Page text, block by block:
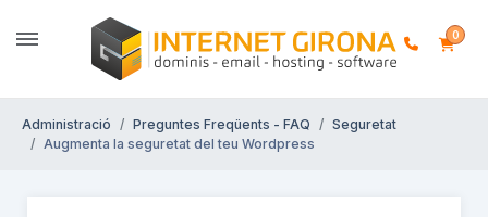
0
Administració Preguntes Freqüents - FAQ
Seguretat
Augmenta la seguretat del teu Wordpress